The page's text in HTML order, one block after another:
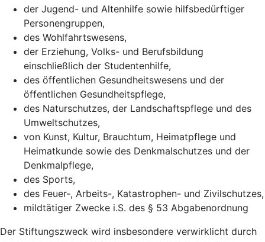
der Jugend- und Altenhilfe sowie hilfsbedürftiger
Personengruppen,
des Wohlfahrtswesens,
der Erziehung, Volks- und Berufsbildung
einschließlich der Studentenhilfe,
des öffentlichen Gesundheitswesens und der
öffentlichen Gesundheitspflege,
des Naturschutzes, der Landschaftspflege und des
Umweltschutzes,
von Kunst, Kultur, Brauchtum, Heimatpflege und
Heimatkunde sowie des Denkmalschutzes und der
Denkmalpflege,
des Sports,
des Feuer-, Arbeits-, Katastrophen- und Zivilschutzes,
mildtätiger Zwecke i.S. des § 53 Abgabenordnung
Der Stiftungszweck wird insbesondere verwirklicht durch